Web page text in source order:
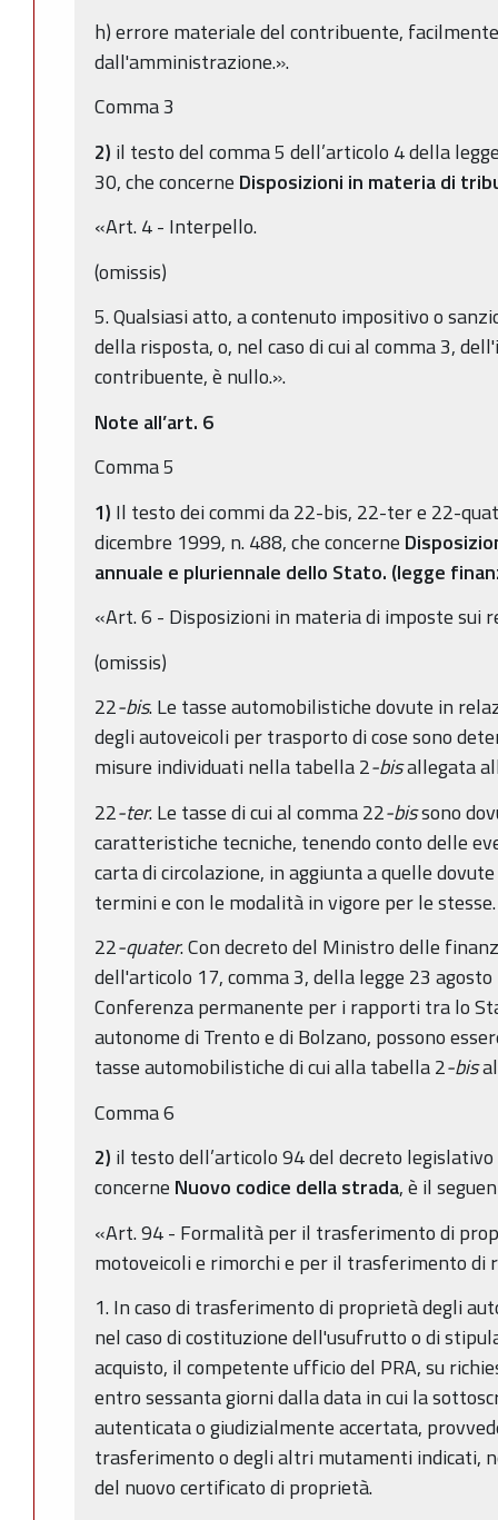
h) errore materiale del contribuente,
dall'amministrazione.».
Comma 3
2) il testo del comma 5 dell’articolo 4 della
30, che concerne Disposizioni in materia di
«Art. 4 - Interpello.
(omissis)
5. Qualsiasi atto, a contenuto impositivo o
della risposta, o, nel caso di cui al comma 3,
contribuente, è nullo.».
Note all’art. 6
Comma 5
1) Il testo dei commi da 22-bis, 22-ter e 22-
dicembre 1999, n. 488, che concerne
annuale e pluriennale dello Stato. (legge
«Art. 6 - Disposizioni in materia di imposte sui
(omissis)
22-bis. Le tasse automobilistiche dovute in
degli autoveicoli per trasporto di cose sono
misure individuati nella tabella 2-bisallegata
22-ter. Le tasse di cui al comma 22-bissono
caratteristiche tecniche, tenendo conto delle
carta di circolazione, in aggiunta a quelle
termini e con le modalità in vigore per le stesse.
22-quater. Con decreto del Ministro delle
dell'articolo 17, comma 3, della legge 23
Conferenza permanente per i rapporti tra lo
autonome di Trento e di Bolzano, possono
tasse automobilistiche di cui alla tabella 2-bis
Comma 6
2) il testo dell’articolo 94 del decreto
concerne Nuovo codice della strada, è il
«Art. 94 - Formalità per il trasferimento di
motoveicoli e rimorchi e per il trasferimento di
1. In caso di trasferimento di proprietà degli
nel caso di costituzione dell'usufrutto o di
acquisto, il competente ufficio del PRA, su
entro sessanta giorni dalla data in cui la
autenticata o giudizialmente accertata,
trasferimento o degli altri mutamenti indicati,
del nuovo certificato di proprietà.